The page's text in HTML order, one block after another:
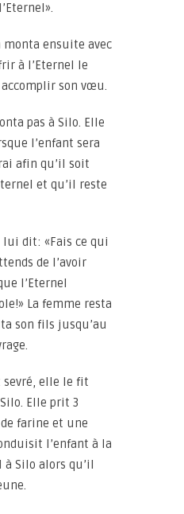
monta ensuite avec
à l’Eternel le
son vœu.
pas à Silo. Elle
l’enfant sera
afin qu’il soit
et qu’il reste
lui dit: «Fais ce qui
de l’avoir
l’Eternel
La femme resta
son fils jusqu’au
sevré, elle le fit
Elle prit 3
farine et une
l’enfant à la
à Silo alors qu’il